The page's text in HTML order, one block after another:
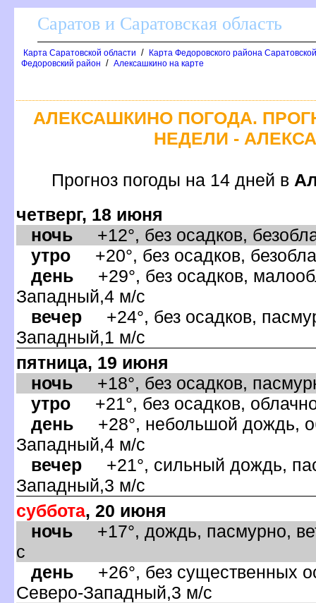
Саратов и Саратовская область
Карта Саратовской области /
Карта Федоровского района
Федоровский район / Алексашкино на карте
АЛЕКСАШКИНО ПОГОДА.
НЕДЕЛИ -
Прогноз погоды на 14 дней
четверг, 18 июня
ночь +12°, без осадков,
утро +20°, без осадков,
день +29°, без осадков,
Западный,4 м/с
ечер +24°, без осадков,
Западный,1 м/с
пятница, 19 июня
ночь +18°, без осадков,
утро +21°, без осадков,
день +28°, небольшой дождь,
Западный,4 м/с
ечер +21°, сильный дождь,
Западный,3 м/с
суббота, 20 июня
ночь +17°, дождь, пасмурно,
с
день +26°, без существенных
Северо-Западный,3 м/с